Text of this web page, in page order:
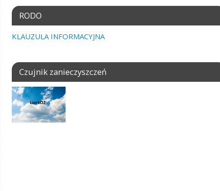
RODO
KLAUZULA INFORMACYJNA
Czujnik zanieczyszczeń